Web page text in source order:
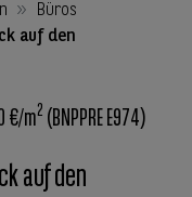
Büros
auf den
€/m2 (BNPPRE E974)
auf den